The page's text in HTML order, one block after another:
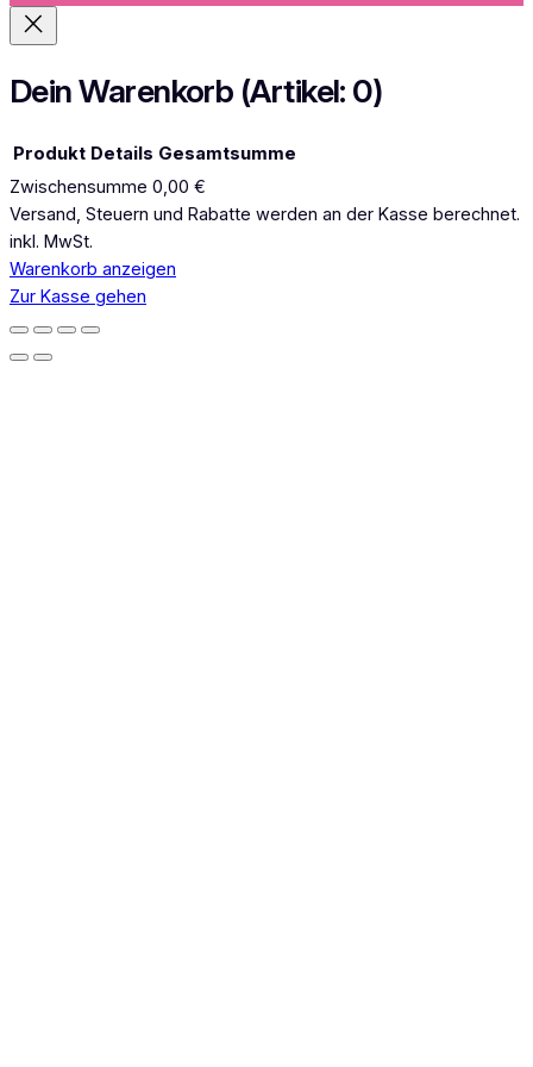
m
Dein Warenkorb (Artikel: 0)
Produkte
im
Warenkorb
Produkt Details Gesamtsumme
Zwischensumme 0,00 €
Versand, Steuern und Rabatte werden an der Kasse berechnet.
inkl. MwSt.
Warenkorb anzeigen
Zur Kasse gehen